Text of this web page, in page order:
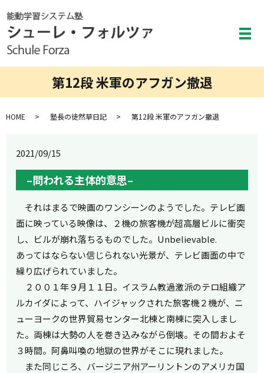
メ
第12段 米軍のアフガン撤退
HOME 塾長の徒然草日記 第12段 米軍のアフガン撤退
2021/09/15
–問われる主体的意思–
それはまるで映画のワンシーンのようでした。テレビ画
面に映っている映像は、２機の旅客機が超高層ビルに衝突
し、ビルが崩れ落ちるものでした。Unbelievable.
あってはならない信じられない光景が、テレビ画面の中で
繰り広げられていました。
２００１年９月１１日。イスラム教過激派のテロ組織ア
ルカイダによって、ハイジャックされた旅客機２機が、ニ
ューヨークの世界貿易センター北棟と南棟に突入しまし
た。両棟は大勢の人を巻き込みながら倒壊。その間およそ
３時間。阿鼻叫喚の地獄の世界がそこに現れました。
また同じころ、バージニア州アーリントンのアメリカ国